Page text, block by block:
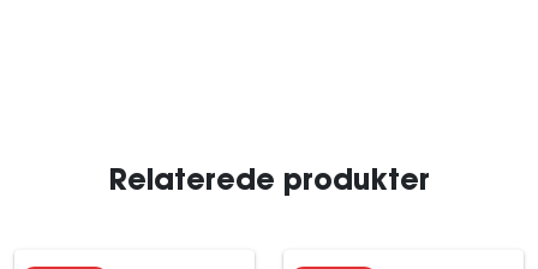
Relaterede produkter